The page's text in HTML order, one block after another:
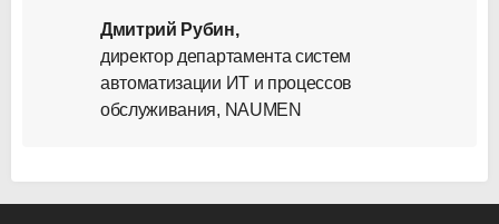
Дмитрий Рубин,
директор департамента систем
автоматизации ИТ и процессов
обслуживания, NAUMEN